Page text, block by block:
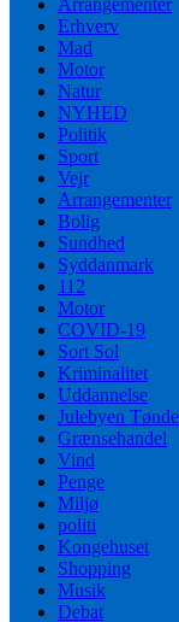
Arrangementer
Erhverv
Mad
Motor
Natur
NYHED
Politik
Sport
Vejr
Arrangementer
Bolig
Sundhed
Syddanmark
112
Motor
COVID-19
Sort Sol
Kriminalitet
Uddannelse
Julebyen
Grænsehandel
Vind
Penge
Miljø
politi
Kongehuset
Shopping
Musik
Debat